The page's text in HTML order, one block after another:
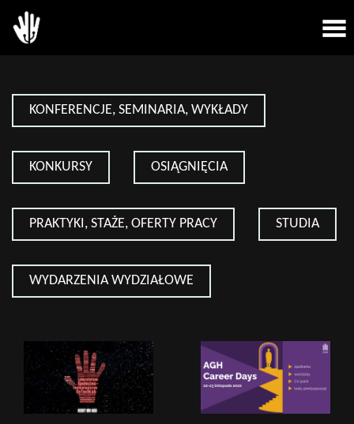
KONFERENCJE, SEMINARIA, WYKŁADY
KONKURSY OSIĄGNIĘCIA
PRAKTYKI, STAŻE, OFERTY PRACY STUDIA
WYDARZENIA WYDZIAŁOWE